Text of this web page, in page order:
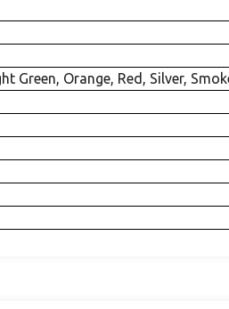
Green, Orange, Red, Silver,